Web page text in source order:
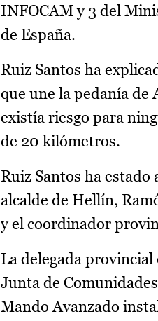
INFOCAM y 3 del
de España.
Ruiz Santos ha
que une la pedanía de
existía riesgo para
de 20 kilómetros.
Ruiz Santos ha
alcalde de Hellín,
y el coordinador
La delegada
Junta de
Mando Avanzado